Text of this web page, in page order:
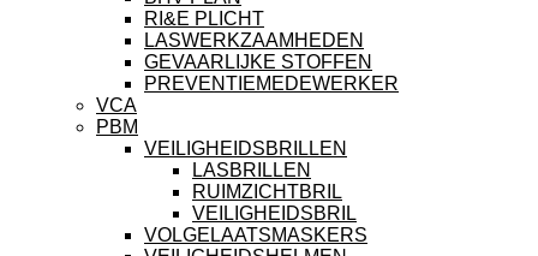
RI&E PLICHT
LASWERKZAAMHEDEN
GEVAARLIJKE STOFFEN
PREVENTIEMEDEWERKER
VCA
PBM
VEILIGHEIDSBRILLEN
LASBRILLEN
RUIMZICHTBRIL
VEILIGHEIDSBRIL
VOLGELAATSMASKERS